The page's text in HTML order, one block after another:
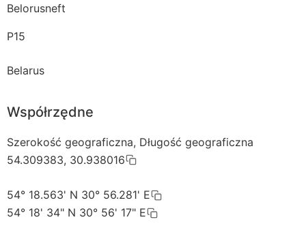
Belorusneft
P15
Belarus
Współrzędne
Szerokość geograficzna, Długość geograficzna
54.309383, 30.938016
54° 18.563' N 30° 56.281' E
54° 18' 34" N 30° 56' 17" E